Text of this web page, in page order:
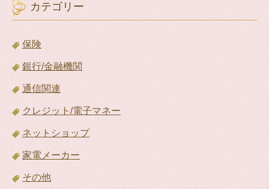
カテゴリー
保険
銀行/金融機関
通信関連
クレジット/電子マネー
ネットショップ
家電メーカー
その他